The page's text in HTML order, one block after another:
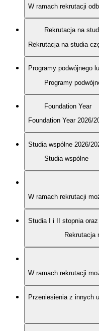
W ramach rekrutacji
Rekrutacja na
Rekrutacja na studia
Programy podwójnego
Programy
Foundation Year
Foundation Year 2026/
Studia wspólne 2026/
Studia wspólne
W ramach rekrutacji
Studia I i II stopnia
Rekrutacja
W ramach rekrutacji
Przeniesienia z innych